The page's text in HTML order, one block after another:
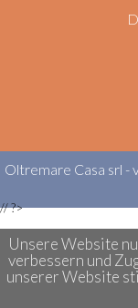
Unsere Website
verbessern und
unserer Website
Oltremare Casa srl -
//?>